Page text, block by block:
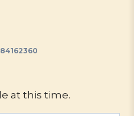
€.
at this time.